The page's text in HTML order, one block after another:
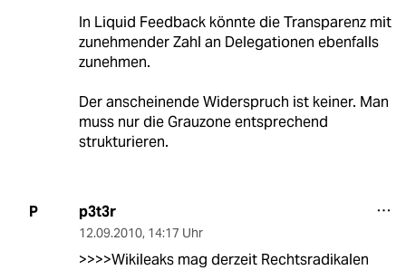
In Liquid Feedback könnte die Transparenz mit
zunehmender Zahl an Delegationen ebenfalls
zunehmen.
Der anscheinende Widerspruch ist keiner. Man
muss nur die Grauzone entsprechend
strukturieren.
P p3t3r
12.09.2010, 14:17 Uhr
>>>>Wikileaks mag derzeit Rechtsradikalen